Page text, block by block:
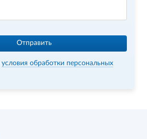
Отправить
условия обработки персональных